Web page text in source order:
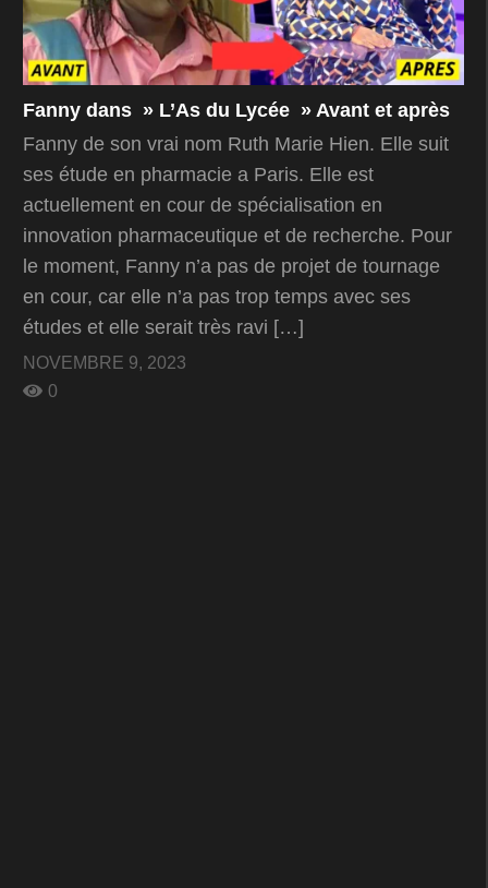
Fanny dans » L’As du Lycée » Avant et après
Fanny de son vrai nom Ruth Marie Hien. Elle suit
ses étude en pharmacie a Paris. Elle est
actuellement en cour de spécialisation en
innovation pharmaceutique et de recherche. Pour
le moment, Fanny n’a pas de projet de tournage
en cour, car elle n’a pas trop temps avec ses
études et elle serait très ravi […]
NOVEMBRE 9, 2023
0